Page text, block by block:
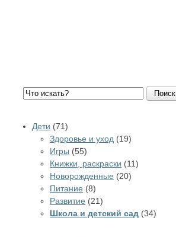
Поиск
Дети (71)
Здоровье и уход (19)
Игры (55)
Книжки, раскраски (11)
Новорожденные (20)
Питание (8)
Развитие (21)
Школа и детский сад (34)